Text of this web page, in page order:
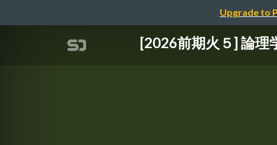
Upgrade to
[2026前期火５] 論理